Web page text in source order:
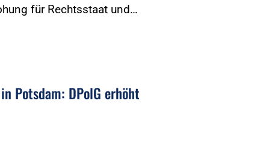
für Rechtsstaat und…
Potsdam: DPolG erhöht